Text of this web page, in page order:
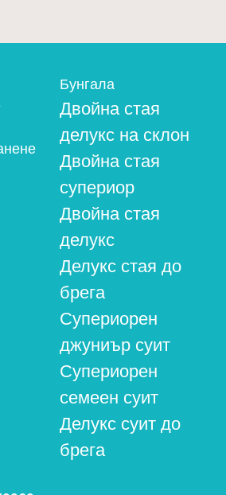
Бунгала
Двойна стая
делукс на склон
Двойна стая
супериор
Двойна стая
делукс
Делукс стая до
брега
Супериорен
джуниър суит
Супериорен
семеен суит
Делукс суит до
брега